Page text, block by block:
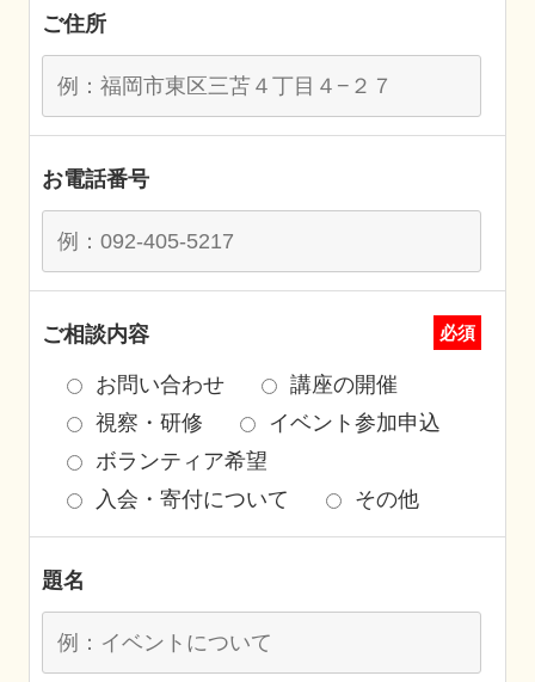
ご住所
お電話番号
ご相談内容 必須
お問い合わせ
講座の開催
視察・研修
イベント参加申込
ボランティア希望
入会・寄付について
その他
題名